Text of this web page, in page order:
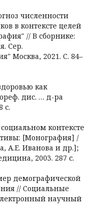
численности
в контексте целей
// В сборнике:
Сер.
Москва, 2021. С. 84–
как
дис. … д-ра
с.
контексте
[Монография] /
А.Е. Иванова и др.];
2003. 287 с.
демографической
// Социальные
научный